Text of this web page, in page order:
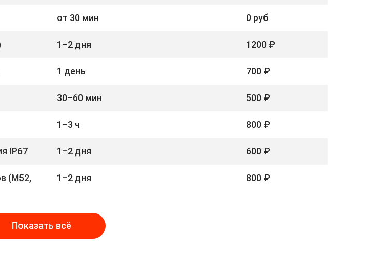
от 30 мин 0 руб
1–2 дня 1200 ₽
1 день 700 ₽
30–60 мин 500 ₽
1–3 ч 800 ₽
IP67 1–2 дня 600 ₽
(M52,
1–2 дня 800 ₽
Показать всё